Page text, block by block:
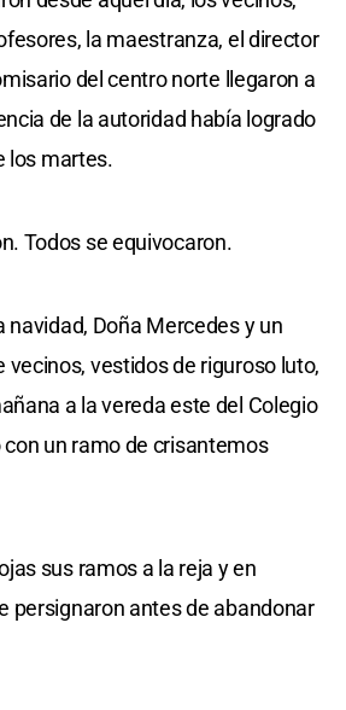
la maestranza, el director
del centro norte llegaron a
de la autoridad había logrado
los martes.
Todos se equivocaron.
navidad, Doña Mercedes y un
vecinos, vestidos de riguroso luto,
a la vereda este del Colegio
con un ramo de crisantemos
sus ramos a la reja y en
persignaron antes de abandonar